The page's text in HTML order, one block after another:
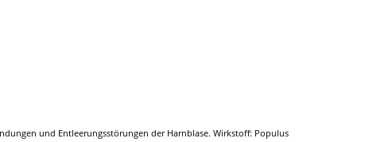
und Entleerungsstörungen der Harnblase. Wirkstoff: Populus